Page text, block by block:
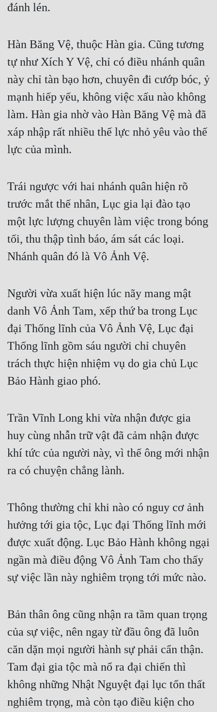
Quân Sự
Sảng Văn
Sắc
Sủng
Thanh Xuân
Tiểu Thuyết
Trinh Thám
Triều Đấu
Tu Tiên
Tội Phạm
Vô Địch
Võ Hiệp
Võng Du
Xuyên Nhanh
Xuyên Sách
Đô Thị
Đông Phương
Đông Phương Huyền Huyễn
Đồng Nhân
Ngự Thú
Truyện Nam
Truyện Nữ
Vô Địch Lưu
Xây Dựng Thế Lực
đánh lén.
Hàn Băng Vệ, thuộc Hàn gia. Cũng tương
tự như Xích Y Vệ, chỉ có điều nhánh quân
này chỉ tàn bạo hơn, chuyên đi cướp bóc, ỷ
mạnh hiếp yếu, không việc xấu nào không
làm. Hàn gia nhờ vào Hàn Băng Vệ mà đã
xáp nhập rất nhiều thế lực nhỏ yêu vào thế
lực của mình.
Trái ngược với hai nhánh quân hiện rõ
trước mắt thế nhân, Lục gia lại đào tạo
một lực lượng chuyên làm việc trong bóng
tối, thu thập tình báo, ám sát các loại.
Nhánh quân đó là Vô Ảnh Vệ.
Người vừa xuất hiện lúc nãy mang mật
danh Vô Ảnh Tam, xếp thứ ba trong Lục
đại Thống lĩnh của Vô Ảnh Vệ, Lục đại
Thống lĩnh gồm sáu người chỉ chuyên
trách thực hiện nhiệm vụ do gia chủ Lục
Bảo Hành giao phó.
Trần Vĩnh Long khi vừa nhận được gia
huy cùng nhẫn trữ vật đã cảm nhận được
khí tức của người này, vì thế ông mới nhận
ra có chuyện chẳng lành.
Thông thường chỉ khi nào có nguy cơ ảnh
hưởng tới gia tộc, Lục đại Thống lĩnh mới
được xuất động. Lục Bảo Hành không ngại
ngần mà điều động Vô Ảnh Tam cho thấy
sự việc lần này nghiêm trọng tới mức nào.
Bản thân ông cũng nhận ra tầm quan trọng
của sự việc, nên ngay từ đầu ông đã luôn
căn dặn mọi người hành sự phải cẩn thận.
Tam đại gia tộc mà nổ ra đại chiến thì
không những Nhật Nguyệt đại lục tổn thất
nghiêm trọng, mà còn tạo điều kiện cho